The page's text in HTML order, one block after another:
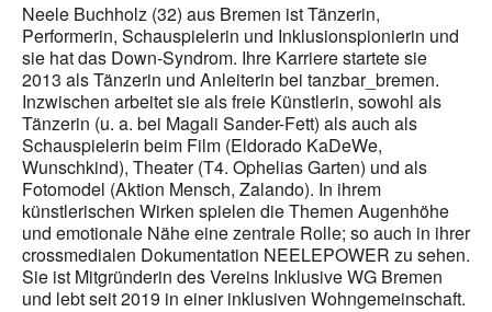
Neele Buchholz (32) aus Bremen ist Tänzerin,
Performerin, Schauspielerin und Inklusionspionierin und
sie hat das Down-Syndrom. Ihre Karriere startete sie
2013 als Tänzerin und Anleiterin bei tanzbar_bremen.
Inzwischen arbeitet sie als freie Künstlerin, sowohl als
Tänzerin (u. a. bei Magali Sander-Fett) als auch als
Schauspielerin beim Film (Eldorado KaDeWe,
Wunschkind), Theater (T4. Ophelias Garten) und als
Fotomodel (Aktion Mensch, Zalando). In ihrem
künstlerischen Wirken spielen die Themen Augenhöhe
und emotionale Nähe eine zentrale Rolle; so auch in ihrer
crossmedialen Dokumentation NEELEPOWER zu sehen.
Sie ist Mitgründerin des Vereins Inklusive WG Bremen
und lebt seit 2019 in einer inklusiven Wohngemeinschaft.